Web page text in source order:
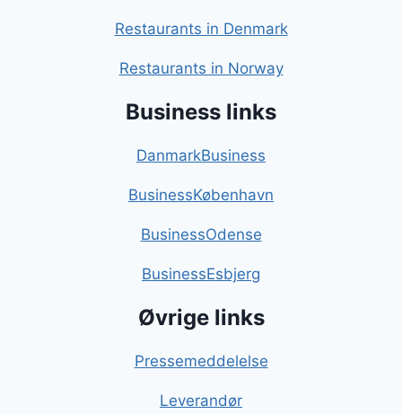
Restaurants in Denmark
Restaurants in Norway
Business links
DanmarkBusiness
BusinessKøbenhavn
BusinessOdense
BusinessEsbjerg
Øvrige links
Pressemeddelelse
Leverandør